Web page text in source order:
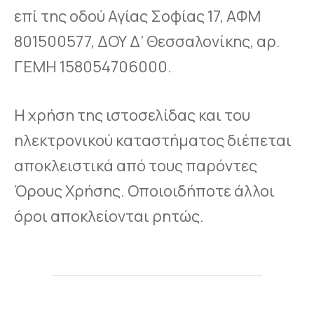
επί της οδού Αγίας Σοφίας 17, ΑΦΜ
801500577, ΔΟΥ Δ’ Θεσσαλονίκης, αρ.
ΓΕΜΗ 158054706000.
Η χρήση της ιστοσελίδας και του
ηλεκτρονικού καταστήματος διέπεται
αποκλειστικά από τους παρόντες
Όρους Χρήσης. Οποιοιδήποτε άλλοι
όροι αποκλείονται ρητώς.